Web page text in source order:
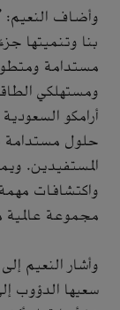
وأضاف النعيم:
بنا وتنميتها
مستدامة
ومستهلكي
أرامكو
حلول مستدامة
المستفيدين.
واكتشافات
مجموعة عالمية
وأشار النعيم
سعيها الدؤوب